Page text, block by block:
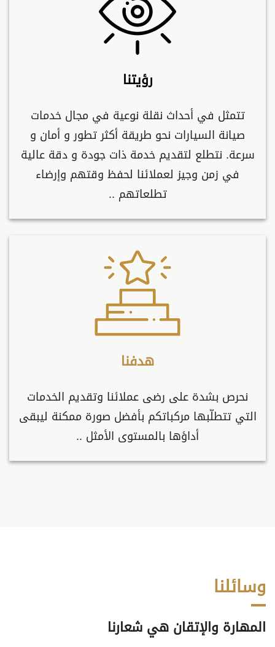
رؤيتنا
تتمثل في أحداث نقلة نوعية في مجال خدمات
صيانة السيارات نحو طريقة أكثر تطور و أمان و
سرعة. نتطلع لتقديم خدمة ذات جودة و دقة عالية
في زمن وجيز لعملائنا لحفظ وقتهم وإرضاء
تطلعاتهم ..
هدفنا
نحرص بشدة على رضى عملائنا وتقديم الخدمات
التي تتطلّبها مركباتكم بأفضل صورة ممكنة ليبقى
أداؤها بالمستوى الأمثل ..
وسائلنا
المهارة والإتقان هي شعارنا